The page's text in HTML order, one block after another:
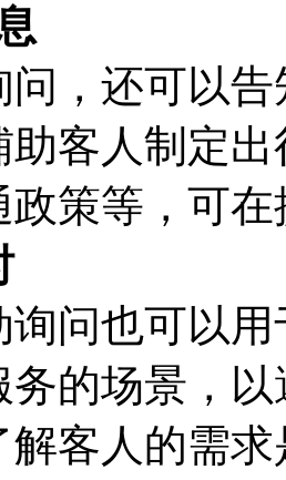
问，还可以
助客人制定
政策等，可
询问也可以
务的场景，
解客人的需